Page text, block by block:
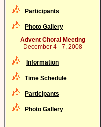
Participants
Photo Gallery
Advent Choral Meeting
December 4 - 7, 2008
Information
Time Schedule
Participants
Photo Gallery